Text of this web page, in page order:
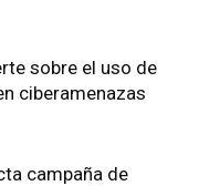
sobre el uso de
ciberamenazas
campaña de